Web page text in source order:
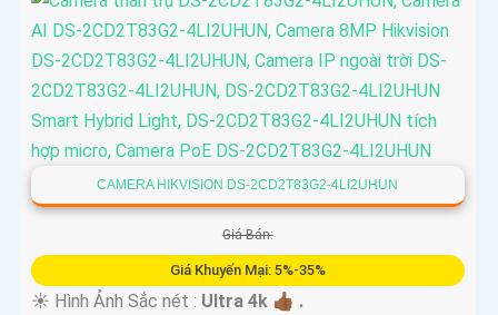
CAMERA HIKVISION DS-2CD2T83G2-4LI2UHUN
Giá Bán:
Giá Khuyến Mại: 5%-35%
☀️ Hình Ảnh Sắc nét : Ultra 4k 👍🏾 .